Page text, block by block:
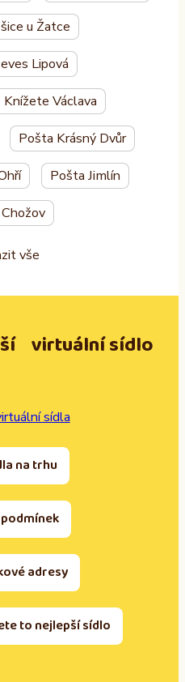
u Žatce
Lipová
Václava
Pošta Krásný Dvůr
Pošta Jimlín
vše
virtuální sídlo
sídla
na trhu
adresy
to nejlepší sídlo